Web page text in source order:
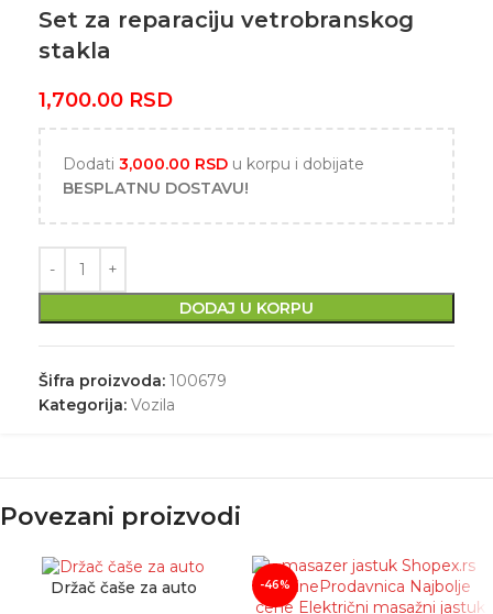
Set za reparaciju vetrobranskog
stakla
1,700.00 RSD
Dodati 3,000.00 RSD u korpu i dobijate
BESPLATNU DOSTAVU!
DODAJ U KORPU
Šifra proizvoda: 100679
Kategorija: Vozila
Povezani proizvodi
Držač čaše za auto -46%